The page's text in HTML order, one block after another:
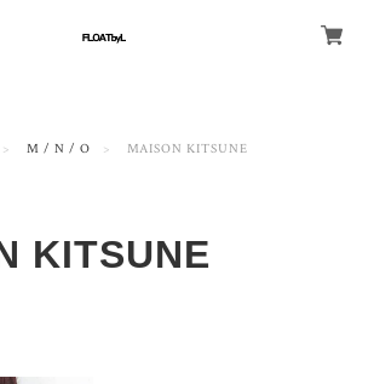
M / N / O MAISON KITSUNE
KITSUNE